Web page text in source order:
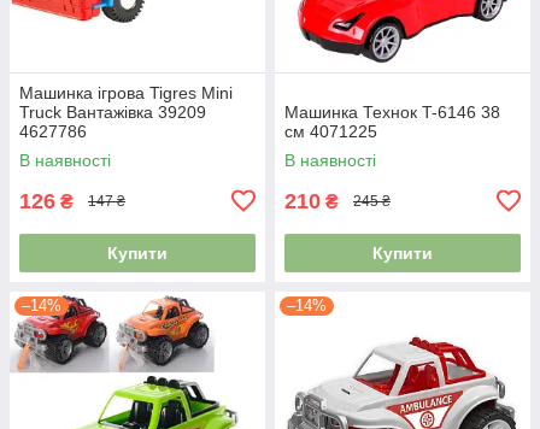
Машинка ігрова Tigres Mini
Truck Вантажівка 39209
4627786
В наявності
126 ₴ 147 ₴
Купити
Машинка Технок T-6146 38
см 4071225
В наявності
210 ₴ 245 ₴
Купити
–14% –14%